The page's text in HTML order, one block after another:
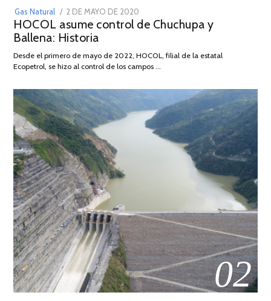
Gas Natural
POSTED
ON
2 DE MAYO DE 2020
DE
2026
HOCOL asume control de Chuchupa y
Ballena: Historia
Desde el primero de mayo de 2022, HOCOL, filial de la estatal
Ecopetrol, se hizo al control de los campos …
02